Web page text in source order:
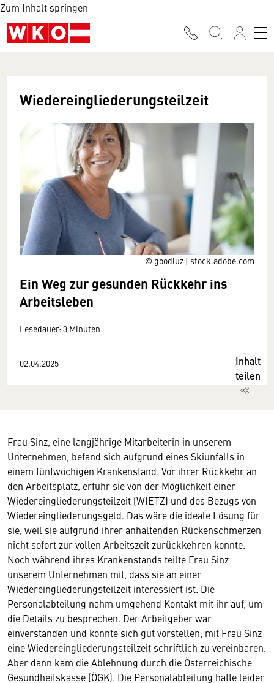
Zum Inhalt springen
© goodluz | stock.adobe.com
Wiedereingliederungsteilzeit
Ein Weg zur gesunden Rückkehr ins
Arbeitsleben
Lesedauer: 3 Minuten
02.04.2025
Inhalt
teilen
Frau Sinz, eine langjährige Mitarbeiterin in unserem
Unternehmen, befand sich aufgrund eines Skiunfalls in
einem fünfwöchigen Krankenstand. Vor ihrer Rückkehr an
den Arbeitsplatz, erfuhr sie von der Möglichkeit einer
Wiedereingliederungsteilzeit (WIETZ) und des Bezugs von
Wiedereingliederungsgeld. Das wäre die ideale Lösung für
sie, weil sie aufgrund ihrer anhaltenden Rückenschmerzen
nicht sofort zur vollen Arbeitszeit zurückkehren konnte.
Noch während ihres Krankenstands teilte Frau Sinz
unserem Unternehmen mit, dass sie an einer
Wiedereingliederungsteilzeit interessiert ist. Die
Personalabteilung nahm umgehend Kontakt mit ihr auf, um
die Details zu besprechen. Der Arbeitgeber war
einverstanden und konnte sich gut vorstellen, mit Frau Sinz
eine Wiedereingliederungsteilzeit schriftlich zu vereinbaren.
Aber dann kam die Ablehnung durch die Österreichische
Gesundheitskasse (ÖGK). Die Personalabteilung hatte leider